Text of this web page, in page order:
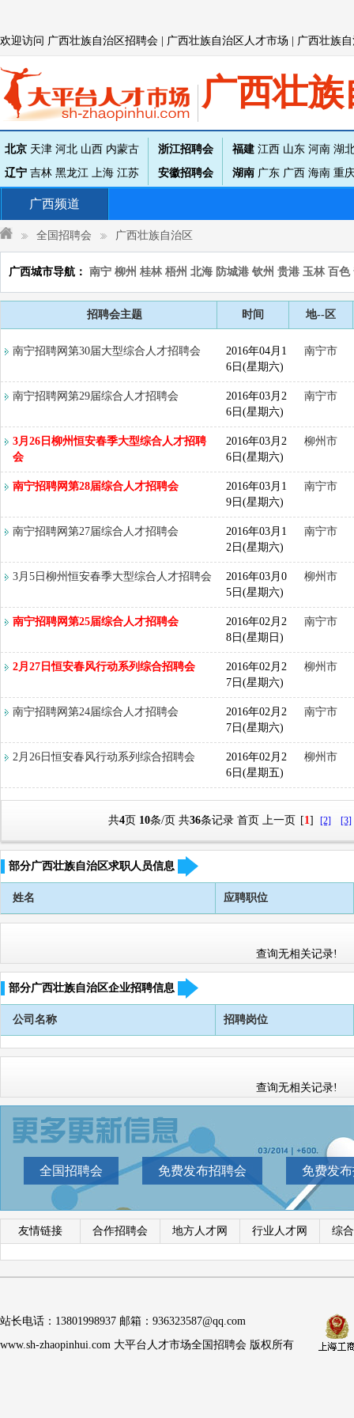
欢迎访问 广西壮族自治区招聘会 | 广西壮族自治区 人才市场 | 广西壮族
广西壮
北京 天津 河北 山西 内蒙古
辽宁 吉林 黑龙江 上海 江苏
浙江招聘会
安徽招聘会
福建 江西 山东 河南 湖
湖南 广东 广西 海南 重
广西频道
全国招聘会 广西壮族自治区
广西城市导航： 南宁 柳州 桂林 梧州 北海 防城港 钦州 贵港 玉林 百色
招聘会主题 时间 地--区
南宁招聘网第30届大型综合人才招聘会
2016年04月1
6日(星期六)
南宁市
南宁招聘网第29届综合人才招聘会
2016年03月2
6日(星期六)
南宁市
3月26日柳州恒安春季大型综合人才招聘
会
2016年03月2
6日(星期六)
柳州市
南宁招聘网第28届综合人才招聘会
2016年03月1
9日(星期六)
南宁市
南宁招聘网第27届综合人才招聘会
2016年03月1
2日(星期六)
南宁市
3月5日柳州恒安春季大型综合人才招聘会
2016年03月0
5日(星期六)
柳州市
南宁招聘网第25届综合人才招聘会
2016年02月2
8日(星期日)
南宁市
2月27日恒安春风行动系列综合招聘会
2016年02月2
7日(星期六)
柳州市
南宁招聘网第24届综合人才招聘会
2016年02月2
7日(星期六)
南宁市
2月26日恒安春风行动系列综合招聘会
2016年02月2
6日(星期五)
柳州市
共4页 10条/页 共36条记录 首页 上一页 [1] [2] [3]
部分广西壮族自治区求职人员信息
姓名 应聘职位
查询无相关记录!
部分广西壮族自治区企业招聘信息
公司名称 招聘岗位
查询无相关记录!
全国招聘会 免费发布招聘会 免费发
友情链接 合作招聘会 地方人才网 行业人才网 综
站长电话：13801998937 邮箱：936323587@qq.com
www.sh-zhaopinhui.com 大平台人才市场全国招聘会 版权所有